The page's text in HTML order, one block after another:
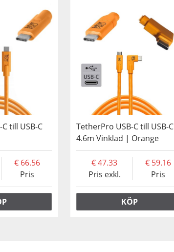
till USB-C
Pris
66.56
TetherPro USB-C till USB-C
4.6m Vinklad | Orange
Pris exkl.
47.33
Pris
59.16
KÖP